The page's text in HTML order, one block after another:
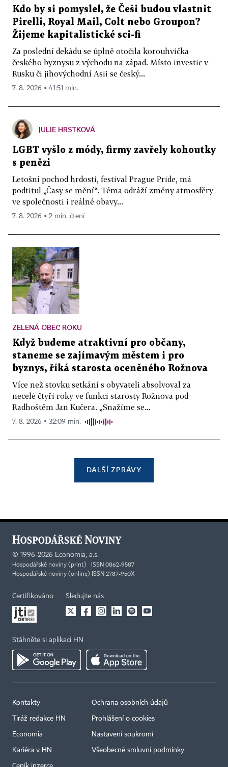
Kdo by si pomyslel, že Češi budou vlastnit
Pirelli, Royal Mail, Colt nebo Groupon?
Žijeme kapitalistické sci-fi
Za poslední dekádu se úplně otočila korouhvička
českého byznysu z východu na západ. Místo investic v
Rusku či jihovýchodní Asii se český...
7. 8. 2026 ▪ 41:51 min.
JULIE HRSTKOVÁ
LGBT vyšlo z módy, firmy zavřely kohoutky
s penězi
Letošní pochod hrdosti, festival Prague Pride, má
podtitul „Časy se mění“. Téma odráží změny atmosféry
ve společnosti i reálné obavy...
7. 8. 2026 ▪ 2 min. čtení
ZELENÁ OBEC ROKU
Když budeme atraktivní pro občany,
staneme se zajímavým městem i pro
byznys, říká starosta oceněného Rožnova
Více než stovku setkání s obyvateli absolvoval za
necelé čtyři roky ve funkci starosty Rožnova pod
Radhoštěm Jan Kučera. „Snažíme se...
7. 8. 2026 ▪ 32:09 min.
DALŠÍ ZPRÁVY
© 1996-2026 Economia, a.s.
Hospodářské noviny (print) ISSN 0862-9587
Hospodářské noviny (online) ISSN 2787-950X
Certifikováno Sledujte nás
Stáhněte si aplikaci HN
Kontakty
Tiráž redakce HN
Economia
Kariéra v HN
Ochrana osobních údajů
Prohlášení o cookies
Nastavení soukromí
Všeobecné smluvní podmínky